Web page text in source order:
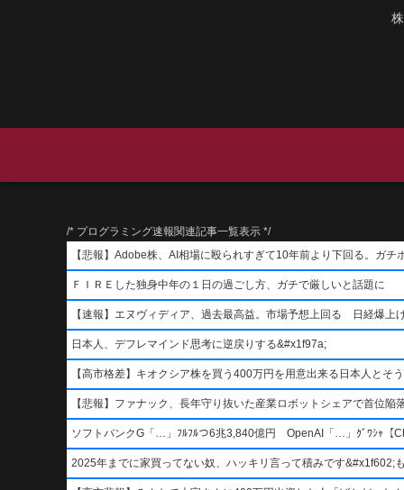
/* プログラミング速報関連記事一覧表示 */
【悲報】Adobe株、AI相場に殴られすぎて10年前より下回る。ガチ
ＦＩＲＥした独身中年の１日の過ごし方、ガチで厳しいと話題に
【速報】エヌヴィディア、過去最高益。市場予想上回る 日経爆上
日本人、デフレマインド思考に逆戻りする&#x1f97a;
【高市格差】キオクシア株を買う400万円を用意出来る日本人とそ
【悲報】ファナック、長年守り抜いた産業ロボットシェアで首位
ソフトバンクG「…」ﾌﾙﾌﾙつ6兆3,840億円 OpenAI「…」ｸﾞﾜｼｬ【
2025年までに家買ってない奴、ハッキリ言って積みです